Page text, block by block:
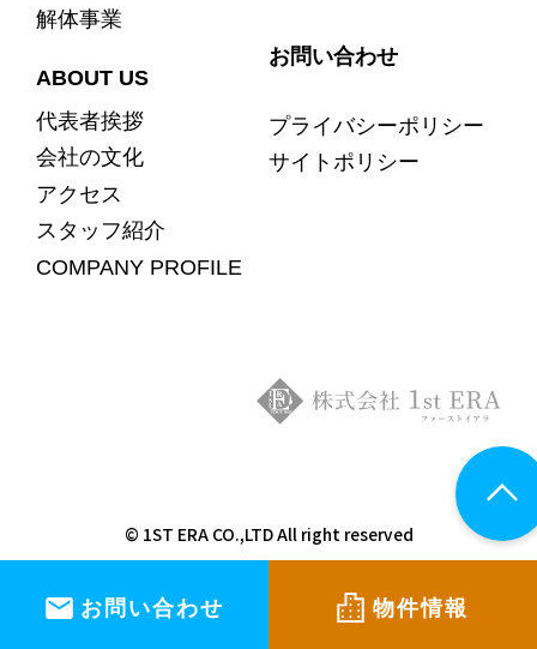
お問い合わせ 物件情報
解体事業
ABOUT US
代表者挨拶
会社の文化
アクセス
スタッフ紹介
COMPANY PROFILE
お問い合わせ
プライバシーポリシー
サイトポリシー
© 1ST ERA CO.,LTD All right reserved